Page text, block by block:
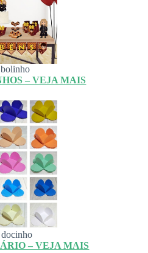
– VEJA MAIS
– VEJA MAIS